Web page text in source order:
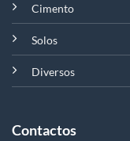
Cimento
Solos
Diversos
Contactos